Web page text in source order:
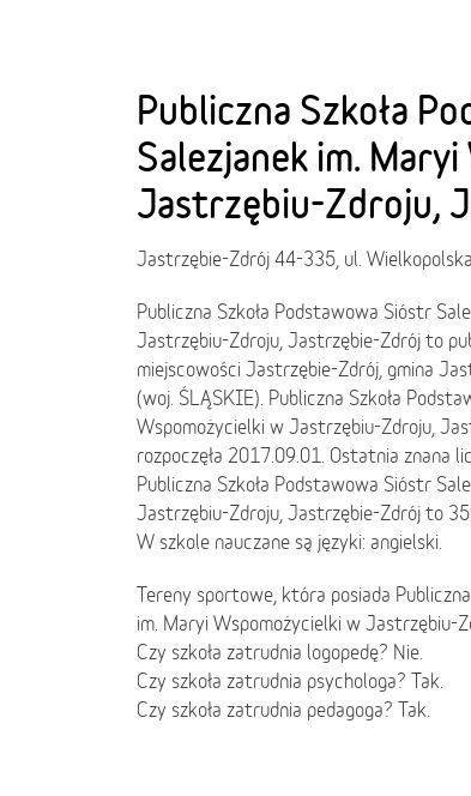
Publiczna Szkoła
Salezjanek im.
Jastrzębiu-Zdroju,
Jastrzębie-Zdrój 44-335, ul.
Publiczna Szkoła Podstawowa Sióstr
Jastrzębiu-Zdroju, Jastrzębie-Zdrój to
miejscowości Jastrzębie-Zdrój, gmina
(woj. ŚLĄSKIE). Publiczna Szkoła
Wspomożycielki w Jastrzębiu-Zdroju,
rozpoczęła 2017.09.01. Ostatnia znana
Publiczna Szkoła Podstawowa Sióstr
Jastrzębiu-Zdroju, Jastrzębie-Zdrój to
W szkole nauczane są języki: angielski.
Tereny sportowe, która posiada
im. Maryi Wspomożycielki w Jastrzębiu-
Czy szkoła zatrudnia logopedę? Nie.
Czy szkoła zatrudnia psychologa? Tak.
Czy szkoła zatrudnia pedagoga? Tak.